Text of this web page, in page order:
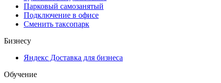
Парковый самозанятый
Подключение в офисе
Сменить таксопарк
Бизнесу
Яндекс Доставка для бизнеса
Обучение